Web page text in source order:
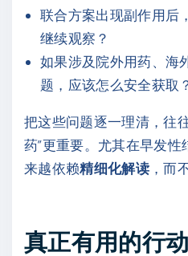
联合方案出现副作用后
继续观察？
如果涉及院外用药、海
题，应该怎么安全获取
把这些问题逐一理清，往
药”更重要。尤其在早发
来越依赖精细化解读，而
真正有用的行